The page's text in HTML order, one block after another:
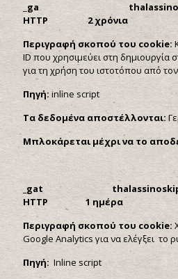
ga
HTTP 2 χρόνια
Περιγραφή σκοπού του cookie:
ID που χρησιμεύει στη δημιουργία
για τη χρήση του ιστοτόπου από
Πηγή: inline script
Τα δεδομένα αποστέλλονται:
Μπλοκάρεται μέχρι να το
gat
HTTP 1 ημέρα
Περιγραφή σκοπού του cookie:
Google Analytics για να ελέγξει το
Πηγή: Inline script